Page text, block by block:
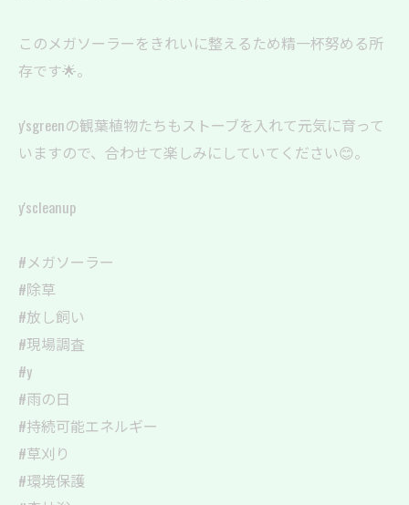
このメガソーラーをきれいに整えるため精一杯努める所
存です🌟。
y'sgreenの観葉植物たちもストーブを入れて元気に育って
いますので、合わせて楽しみにしていてください😊。
y'scleanup
#メガソーラー
#除草
#放し飼い
#現場調査
#y
#雨の日
#持続可能エネルギー
#草刈り
#環境保護